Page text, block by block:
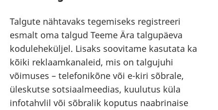
Talgute nähtavaks tegemiseks registreeri
esmalt oma talgud Teeme Ära talgupäeva
koduleheküljel. Lisaks soovitame kasutata ka
kõiki reklaamkanaleid, mis on talgujuhi
võimuses – telefonikõne või e-kiri sõbrale,
üleskutse sotsiaalmeedias, kuulutus küla
infotahvlil või sõbralik koputus naabrinaise